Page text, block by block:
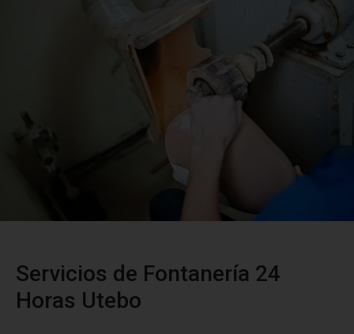
Servicios de Fontanería 24
Horas Utebo